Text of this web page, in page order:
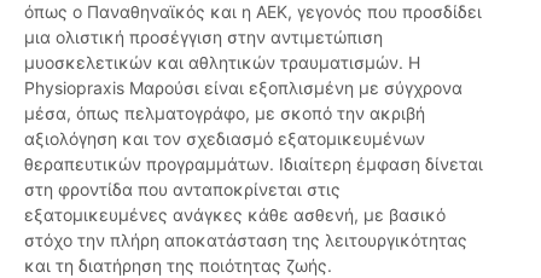
όπως ο Παναθηναϊκός και η ΑΕΚ, γεγονός που προσδίδει
μια ολιστική προσέγγιση στην αντιμετώπιση
μυοσκελετικών και αθλητικών τραυματισμών. Η
Physiopraxis Μαρούσι είναι εξοπλισμένη με σύγχρονα
μέσα, όπως πελματογράφο, με σκοπό την ακριβή
αξιολόγηση και τον σχεδιασμό εξατομικευμένων
θεραπευτικών προγραμμάτων. Ιδιαίτερη έμφαση δίνεται
στη φροντίδα που ανταποκρίνεται στις
εξατομικευμένες ανάγκες κάθε ασθενή, με βασικό
στόχο την πλήρη αποκατάσταση της λειτουργικότητας
και τη διατήρηση της ποιότητας ζωής.